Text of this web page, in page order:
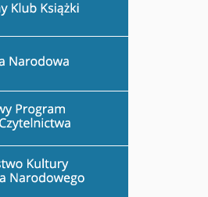
Narodowa
Program Rozwoju Czytelnictwa
Kultury i Dziedzictwa